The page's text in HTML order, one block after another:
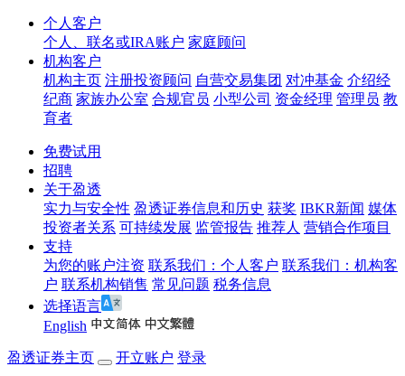
个人客户
个人、联名或IRA账户 家庭顾问
机构客户
机构主页 注册投资顾问 自营交易集团 对冲基金 介绍经
纪商 家族办公室 合规官员 小型公司 资金经理 管理员 教
育者
免费试用
招聘
关于盈透
实力与安全性 盈透证券信息和历史 获奖 IBKR新闻 媒体
投资者关系 可持续发展 监管报告 推荐人 营销合作项目
支持
为您的账户注资 联系我们：个人客户 联系我们：机构客
户 联系机构销售 常见问题 税务信息
选择语言
English
盈透证券主页 开立账户 登录